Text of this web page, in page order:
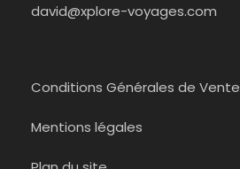
david@xplore-voyages.com
Conditions Générales de Vente
Mentions légales